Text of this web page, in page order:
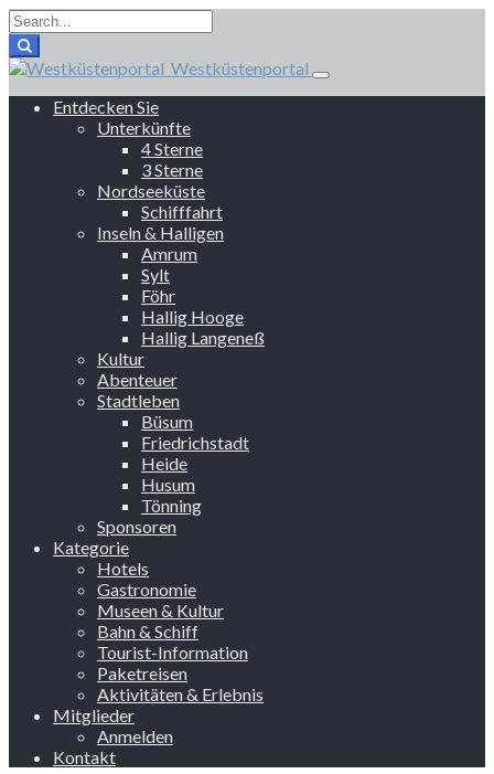
Westküstenportal
Entdecken Sie
Unterkünfte
4 Sterne
3 Sterne
Nordseeküste
Schifffahrt
Inseln & Halligen
Amrum
Sylt
Föhr
Hallig Hooge
Hallig Langeneß
Kultur
Abenteuer
Stadtleben
Büsum
Friedrichstadt
Heide
Husum
Tönning
Sponsoren
Kategorie
Hotels
Gastronomie
Museen & Kultur
Bahn & Schiff
Tourist-Information
Paketreisen
Aktivitäten & Erlebnis
Mitglieder
Anmelden
Kontakt